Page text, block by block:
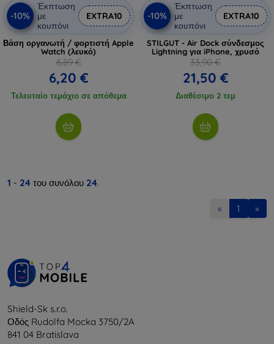
-10%
Έκπτωση
με
κουπόνι
EXTRA10
Βάση οργανωτή / φορτιστή Apple
Watch (λευκό)
6,89 €
6,20 €
Τελευταίο τεμάχιο σε απόθεμα
-10%
Έκπτωση
με
κουπόνι
EXTRA10
STILGUT - Air Dock σύνδεσμος
Lightning για iPhone, χρυσό
33,90 €
21,50 €
Διαθέσιμο 2 τεμ
1 - 24 του συνόλου 24.
« 1 »
Shield-Sk s.r.o.
Οδός Rudolfa Mocka 3750/2A
841 04 Bratislava